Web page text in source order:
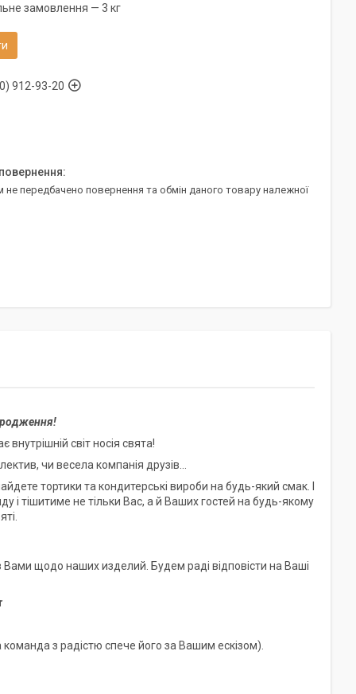
замовлення — 3 кг
912-93-20
світ носія свята!
чи весела компанія друзів...
тортики та кондитерські вироби на будь-який смак. І
і тішитиме не тільки Вас, а й Ваших гостей на будь-якому
Вами щодо наших изделий. Будем раді відповісти на Ваші
з радістю спече його за Вашим ескізом).